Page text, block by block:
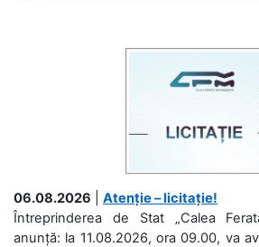
06.08.2026
Atenție – licitație!
Întreprinderea de Stat „Calea
anunță: la 11.08.2026, ora 09.00, va